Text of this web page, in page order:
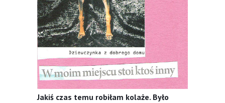
Jakiś czas temu robiłam kolaże. Było